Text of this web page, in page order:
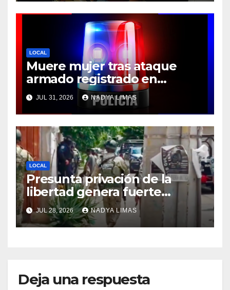
LOCAL
Muere mujer tras ataque
armado registrado en
Cuernavaca
JUL 31, 2026 NADYA LIMAS
LOCAL
Presunta privación de la
libertad genera fuerte
movilización policiaca en
Cuernavaca
JUL 28, 2026 NADYA LIMAS
Deja una respuesta